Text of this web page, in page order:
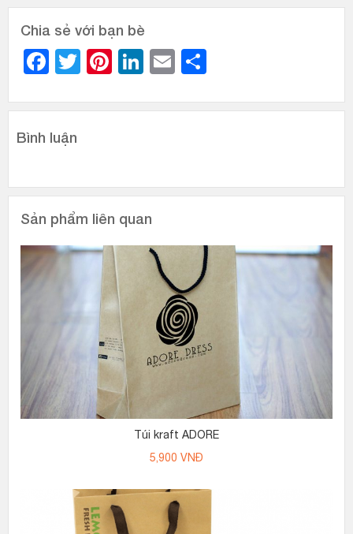
Chia sẻ với bạn bè
Facebook
TwitterPinterest
LinkedIn
Email
Bình luận
Sản phẩm liên quan
Túi kraft ADORE
5,900 VNĐ